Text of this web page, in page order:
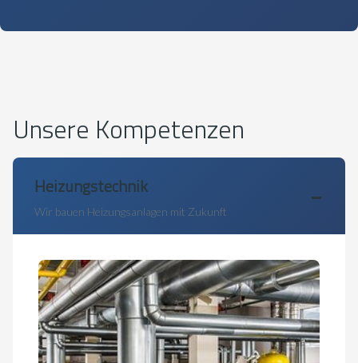
Unsere Kompetenzen
Heizungstechnik
Wir bauen Heizungsanlagen mit Zukunft